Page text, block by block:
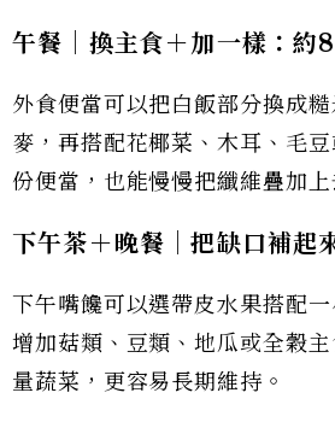
午餐｜換主食＋加一樣：約8
外食便當可以把白飯部分換成
麥，再搭配花椰菜、木耳、毛
份便當，也能慢慢把纖維疊加上
下午茶＋晚餐｜把缺口補起
下午嘴饞可以選帶皮水果搭配
增加菇類、豆類、地瓜或全穀
量蔬菜，更容易長期維持。